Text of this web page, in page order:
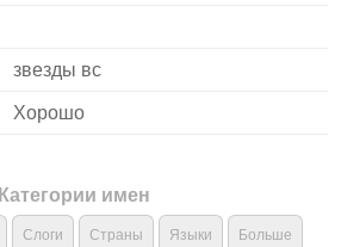
звезды вс
Хорошо
Категории имен
Слоги Страны Языки Больше